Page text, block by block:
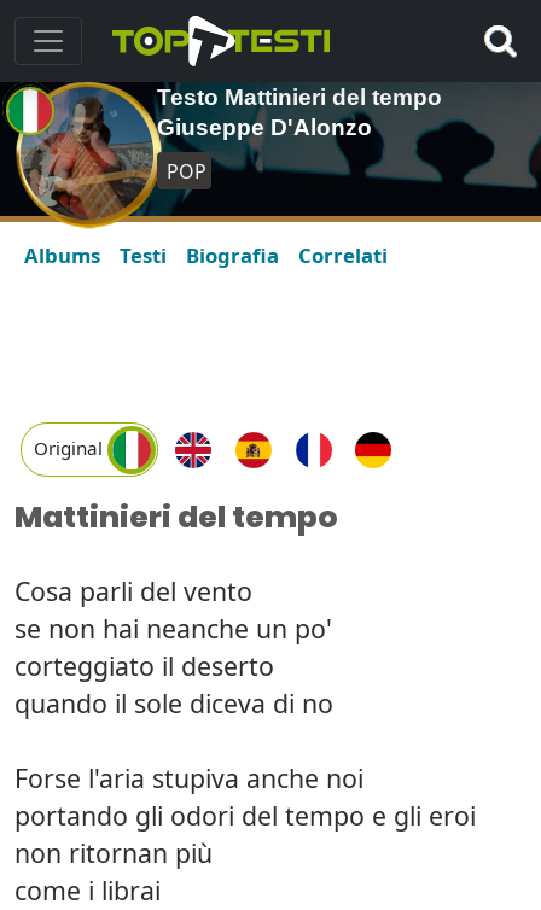
Testo Mattinieri del tempo
Giuseppe D'Alonzo
POP
Albums Testi Biografia Correlati
Original
Mattinieri del tempo
Cosa parli del vento
se non hai neanche un po'
corteggiato il deserto
quando il sole diceva di no
Forse l'aria stupiva anche noi
portando gli odori del tempo e gli eroi
non ritornan più
come i librai